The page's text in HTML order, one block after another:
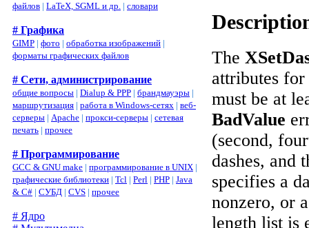
файлов | LaTeX, SGML и др. | словари
# Графика
GIMP | фото | обработка изображений |
форматы графических файлов
# Сети, администрирование
общие вопросы | Dialup & PPP | брандмауэры |
маршрутизация | работа в Windows-сетях | веб-
серверы | Apache | прокси-серверы | сетевая
печать | прочее
# Программирование
GCC & GNU make | программирование в UNIX |
графические библиотеки | Tcl | Perl | PHP | Java
& C# | СУБД | CVS | прочее
# Ядро
The
attributes
must be at
BadValue
(second,
dashes, and
specifies a
nonzero, or
length list is